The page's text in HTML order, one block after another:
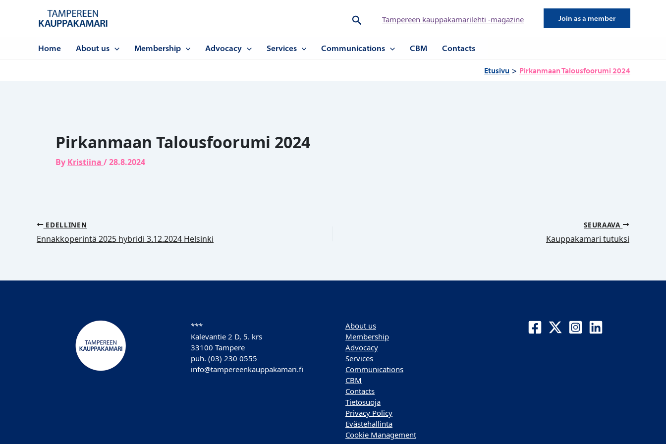
Hae Tampereen kauppakamarilehti -magazine Join as a member
Home About us Membership Advocacy Services Communications CBM Contacts
Etusivu Pirkanmaan Talousfoorumi 2024
Pirkanmaan Talousfoorumi 2024
By Kristiina /28.8.2024
EDELLINEN
Ennakkoperintä 2025 hybridi 3.12.2024 Helsinki
SEURAAVA
Kauppakamari tutuksi
***
Kalevantie 2 D, 5. krs
33100 Tampere
puh. (03) 230 0555
info@tampereenkauppakamari.fi
About us
Membership
Advocacy
Services
Communications
CBM
Contacts
Tietosuoja
Privacy Policy
Evästehallinta
Cookie Management